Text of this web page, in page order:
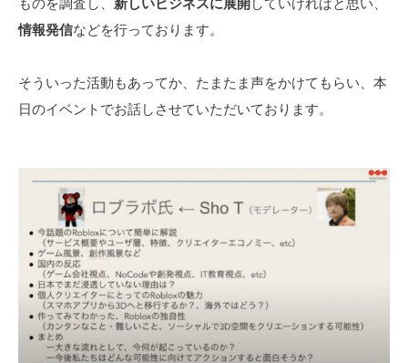
ものを調査し、 新しいビジネスに展開 していければと思い、
情報発信などを行っております。
そういった活動もあってか、たまたま声をかけてもらい、本
日のイベントでお話しさせていただいております。